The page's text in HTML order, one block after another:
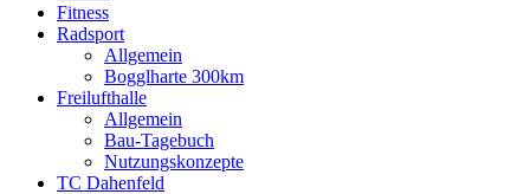
Fitness
Radsport
Allgemein
Bogglharte 300km
Freilufthalle
Allgemein
Bau-Tagebuch
Nutzungskonzepte
TC Dahenfeld